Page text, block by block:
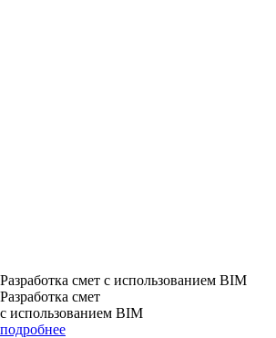
Разработка смет с использованием BIM
Разработка смет
с использованием BIM
подробнее